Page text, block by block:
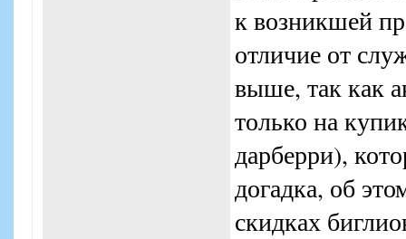
к возникшей
отличие от
выше, так как
только на
дарберри),
догадка, об
скидках